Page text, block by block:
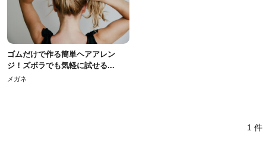
ゴムだけで作る簡単ヘアアレン
ジ！ズボラでも気軽に試せる...
メガネ
1 件